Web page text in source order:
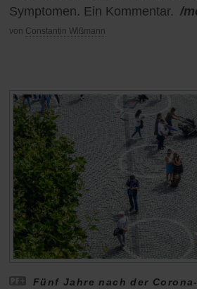
Symptomen. Ein Kommentar. /
von Constantin Wißmann
Fünf Jahre nach der